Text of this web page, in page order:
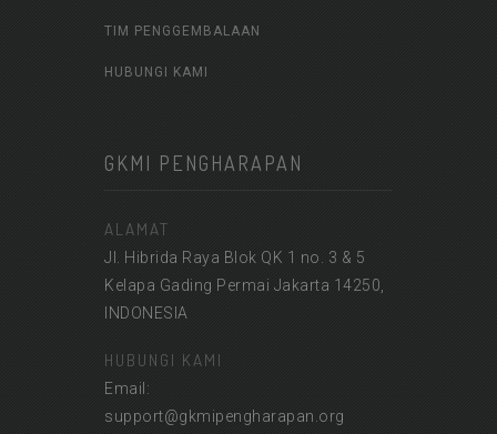
TIM PENGGEMBALAAN
HUBUNGI KAMI
GKMI PENGHARAPAN
ALAMAT
Jl. Hibrida Raya Blok QK 1 no. 3 & 5
Kelapa Gading Permai Jakarta 14250,
INDONESIA
HUBUNGI KAMI
Email:
support@gkmipengharapan.org